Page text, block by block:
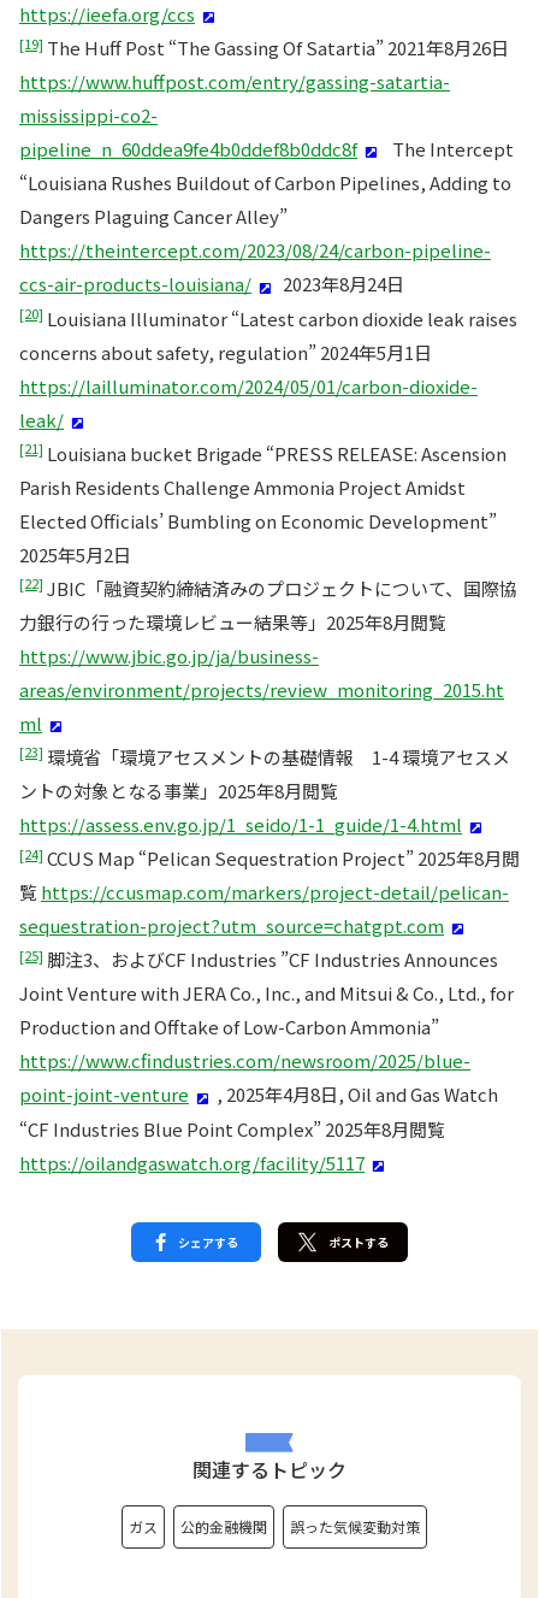
https://ieefa.org/ccs
[19] The Huff Post “The Gassing Of Satartia” 2021年8月26日
https://www.huffpost.com/entry/gassing-satartia-
mississippi-co2-
pipeline_n_60ddea9fe4b0ddef8b0ddc8f
The Intercept
“Louisiana Rushes Buildout of Carbon Pipelines, Adding to
Dangers Plaguing Cancer Alley”
https://theintercept.com/2023/08/24/carbon-pipeline-
ccs-air-products-louisiana/
2023年8月24日
[20] Louisiana Illuminator “Latest carbon dioxide leak raises
concerns about safety, regulation” 2024年5月1日
https://lailluminator.com/2024/05/01/carbon-dioxide-
leak/
[21] Louisiana bucket Brigade “PRESS RELEASE: Ascension
Parish Residents Challenge Ammonia Project Amidst
Elected Officials’ Bumbling on Economic Development”
2025年5月2日
[22] JBIC「融資契約締結済みのプロジェクトについて、国際協
力銀行の行った環境レビュー結果等」2025年8月閲覧
https://www.jbic.go.jp/ja/business-
areas/environment/projects/review_monitoring_2015.ht
ml
[23] 環境省「環境アセスメントの基礎情報 1-4 環境アセスメ
ントの対象となる事業」2025年8月閲覧
https://assess.env.go.jp/1_seido/1-1_guide/1-4.html
[24] CCUS Map “Pelican Sequestration Project” 2025年8月閲
覧 https://ccusmap.com/markers/project-detail/pelican-
sequestration-project?utm_source=chatgpt.com
[25] 脚注3、およびCF Industries ”CF Industries Announces
Joint Venture with JERA Co., Inc., and Mitsui & Co., Ltd., for
Production and Offtake of Low-Carbon Ammonia”
https://www.cfindustries.com/newsroom/2025/blue-
point-joint-venture
, 2025年4月8日, Oil and Gas Watch
“CF Industries Blue Point Complex” 2025年8月閲覧
https://oilandgaswatch.org/facility/5117
シェアする ポストする
関連するトピック
ガス 公的金融機関 誤った気候変動対策